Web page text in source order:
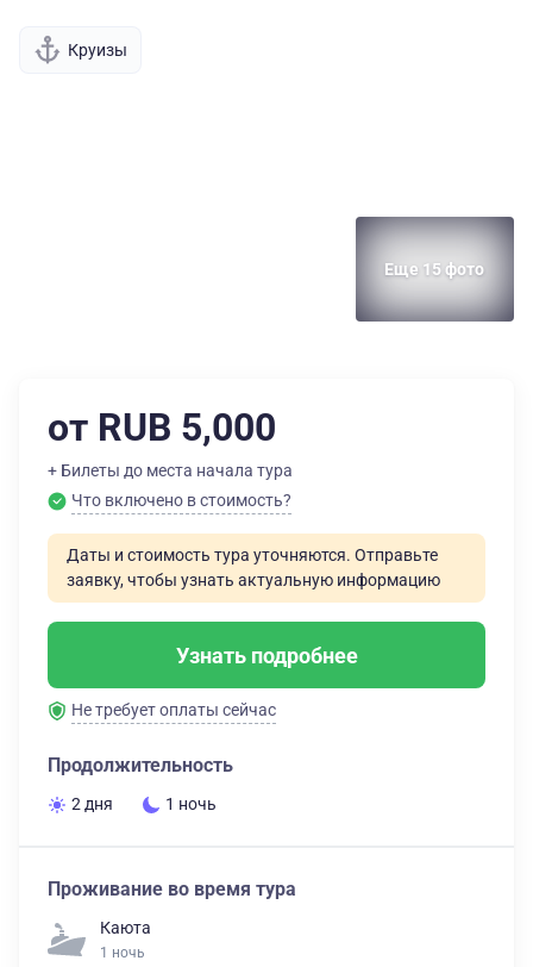
Круизы
Еще 15 фото
от RUB 5,000
+ Билеты до места начала тура
Что включено в стоимость?
Даты и стоимость тура уточняются. Отправьте
заявку, чтобы узнать актуальную информацию
Узнать подробнее
Не требует оплаты сейчас
Продолжительность
2 дня 1 ночь
Проживание во время тура
Каюта
1 ночь